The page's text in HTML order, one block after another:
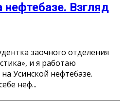
нефтебазе. Взгляд
заочного отделения
и я работаю
Усинской нефтебазе.
неф...